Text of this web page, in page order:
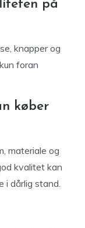
på
knapper og
foran
køber
materiale og
kvalitet kan
dårlig stand.